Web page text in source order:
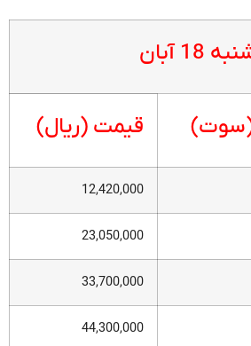
آبان
(سوت) قیمت (ریال)
12,420,000
23,050,000
33,700,000
44,300,000